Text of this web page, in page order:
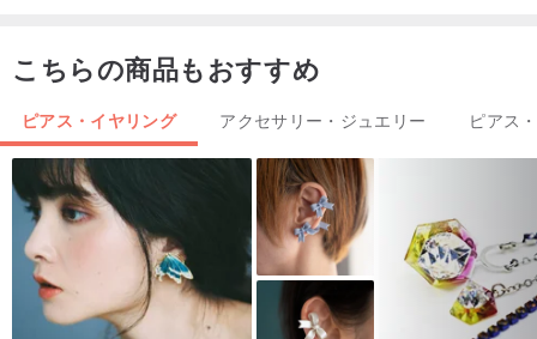
真鍮素材はこちらのカートです
素材 Silver925
サイズ 縦14.0mm、横6.5mm、厚み10.4mm
チェーン長さ 約6.5mm
重量 ピアス 2.9g
こちらの商品もおすすめ
ピアス・イヤリング アクセサリー・ジュエリー ピアス